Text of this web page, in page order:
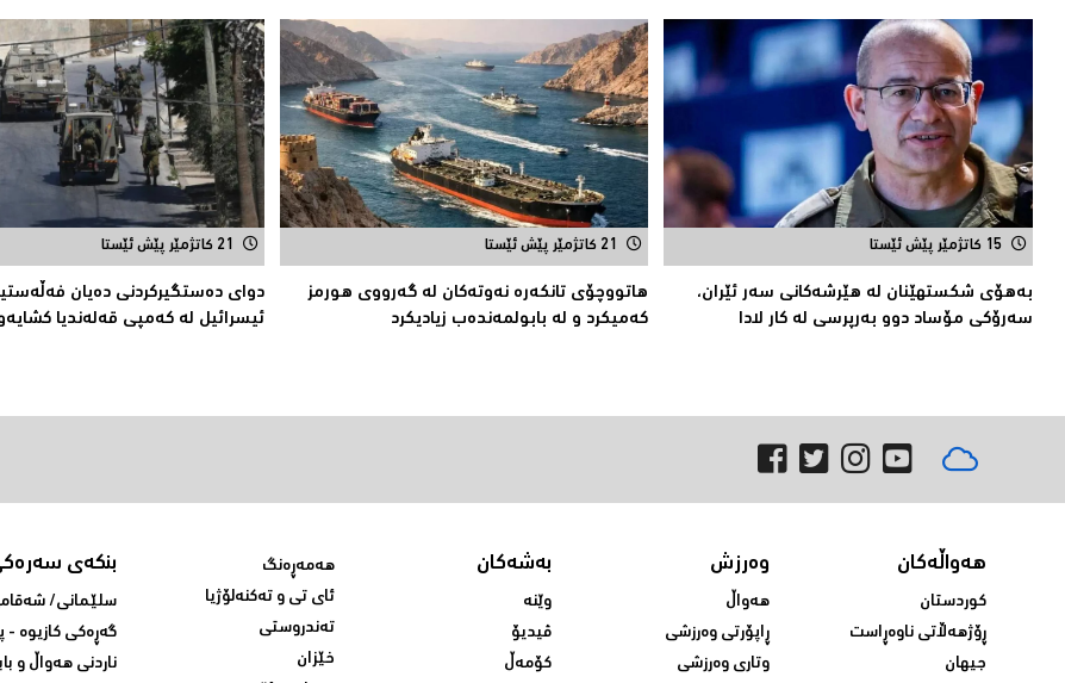
15 کاتژمێر پێش ئێستا
بەهۆى شکستهێنان لە هێرشەکانى سەر ئێران،
سەرۆكی مۆساد دوو بەرپرسی لە كار لادا
21 کاتژمێر پێش ئێستا
هاتووچۆی تانكەرە نەوتەكان لە گەرووی هورمز
کەمیکرد و لە بابولمەندەب زیادیكرد
21 کاتژمێر پێش ئێستا
دوای دەستگیركردنی دەیان
ئیسرائیل لە كەمپی قەلەندیا
هەواڵەکان
کوردستان
ڕۆژهەڵاتی ناوەڕاست
جیهان
وەرزش
هەواڵ
ڕاپۆرتی وەرزشی
وتاری وەرزشی
بەشەکان
وێنە
ڤیدیۆ
کۆمەڵ
هەمەڕەنگ
ئای تی و تەکنەلۆژیا
تەندروستی
خێزان
بنکەی
سلێمانی/
گه‌ڕه‌کی کازیوه‌
ناردنی‌ هه‌واڵ و